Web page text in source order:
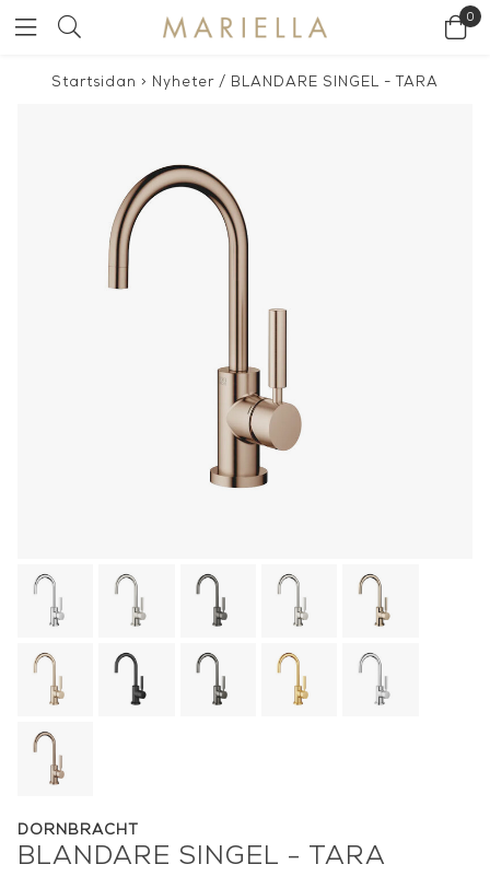
0
Startsidan > Nyheter / BLANDARE SINGEL - TARA
DORNBRACHT
BLANDARE SINGEL - TARA